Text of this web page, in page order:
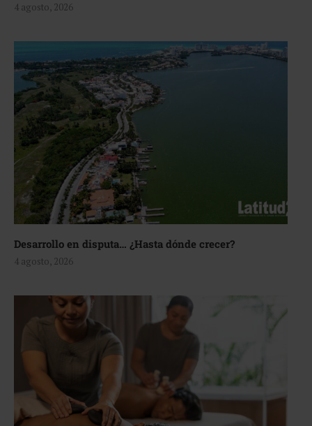
4 agosto, 2026
Desarrollo en disputa… ¿Hasta dónde crecer?
4 agosto, 2026